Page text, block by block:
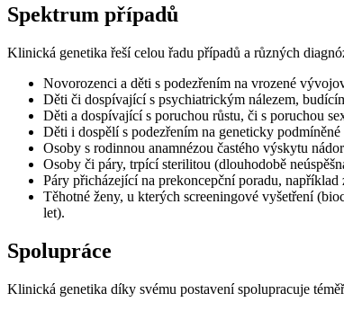
Spektrum případů
Klinická genetika řeší celou řadu případů a různých
Novorozenci a děti s podezřením na vrozené
Děti či dospívající s psychiatrickým nálezem,
Děti a dospívající s poruchou růstu, či s poruchou
Děti i dospělí s podezřením na geneticky
Osoby s rodinnou anamnézou častého výskytu
Osoby či páry, trpící sterilitou (dlouhodobě
Páry přicházející na prekoncepční poradu,
Těhotné ženy, u kterých screeningové vyšetření
let).
Spolupráce
Klinická genetika díky svému postavení spolupracuje